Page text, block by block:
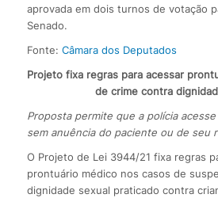
aprovada em dois turnos de votação
Senado.
Fonte: Câmara dos Deputados
Projeto fixa regras para acessar
de crime contra
Proposta permite que a polícia
sem anuência do paciente ou de seu
O Projeto de Lei 3944/21 fixa regras
prontuário médico nos casos de
dignidade sexual praticado contra